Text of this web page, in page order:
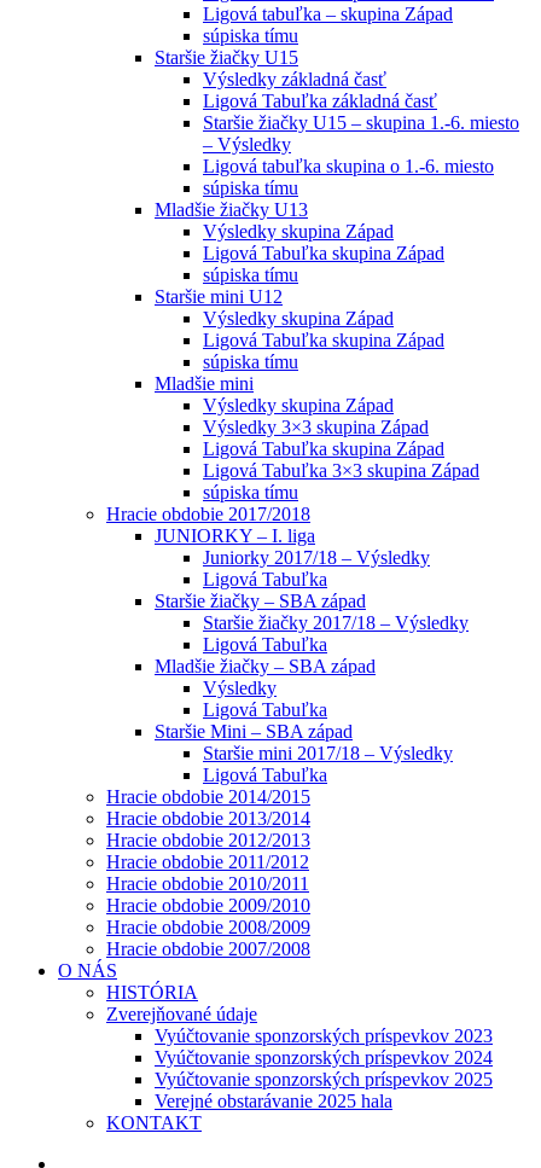
Ligová tabuľka – skupina Západ
súpiska tímu
Staršie žiačky U15
Výsledky základná časť
Ligová Tabuľka základná časť
Staršie žiačky U15 – skupina 1.-6. miesto
– Výsledky
Ligová tabuľka skupina o 1.-6. miesto
súpiska tímu
Mladšie žiačky U13
Výsledky skupina Západ
Ligová Tabuľka skupina Západ
súpiska tímu
Staršie mini U12
Výsledky skupina Západ
Ligová Tabuľka skupina Západ
súpiska tímu
Mladšie mini
Výsledky skupina Západ
Výsledky 3×3 skupina Západ
Ligová Tabuľka skupina Západ
Ligová Tabuľka 3×3 skupina Západ
súpiska tímu
Hracie obdobie 2017/2018
JUNIORKY – I. liga
Juniorky 2017/18 – Výsledky
Ligová Tabuľka
Staršie žiačky – SBA západ
Staršie žiačky 2017/18 – Výsledky
Ligová Tabuľka
Mladšie žiačky – SBA západ
Výsledky
Ligová Tabuľka
Staršie Mini – SBA západ
Staršie mini 2017/18 – Výsledky
Ligová Tabuľka
Hracie obdobie 2014/2015
Hracie obdobie 2013/2014
Hracie obdobie 2012/2013
Hracie obdobie 2011/2012
Hracie obdobie 2010/2011
Hracie obdobie 2009/2010
Hracie obdobie 2008/2009
Hracie obdobie 2007/2008
O NÁS
HISTÓRIA
Zverejňované údaje
Vyúčtovanie sponzorských príspevkov 2023
Vyúčtovanie sponzorských príspevkov 2024
Vyúčtovanie sponzorských príspevkov 2025
Verejné obstarávanie 2025 hala
KONTAKT